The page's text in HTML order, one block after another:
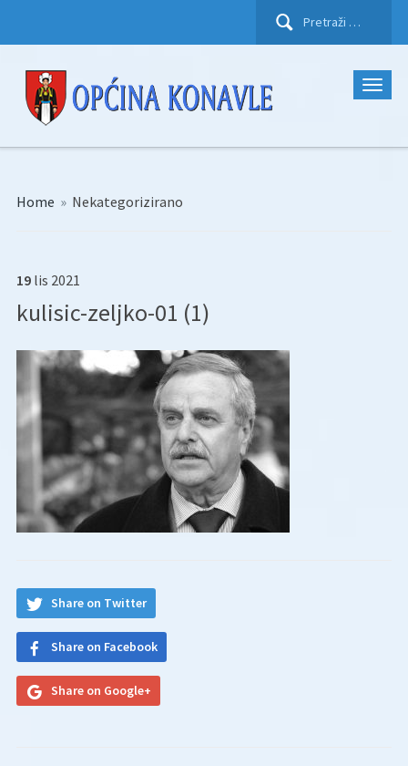
Pretraži:
Home » Nekategorizirano
19 lis 2021
kulisic-zeljko-01 (1)
Share on Twitter
Share on Facebook
Share on Google+